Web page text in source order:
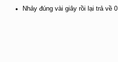
Nhảy đúng vài giây rồi lại trả về 0